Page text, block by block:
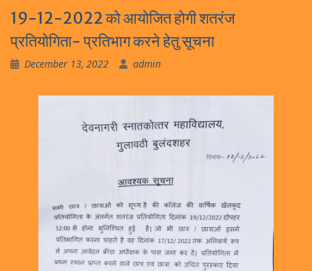
19-12-2022 को आयोजित होगी शतरंज
प्रतियोगिता- प्रतिभाग करने हेतु सूचना
December 13, 2022 admin